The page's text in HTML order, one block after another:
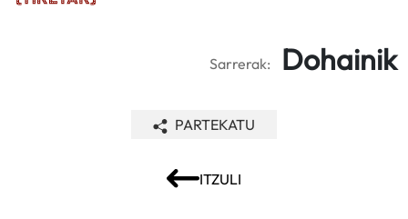
Sarrerak: Dohainik
ITZULI
PARTEKATU